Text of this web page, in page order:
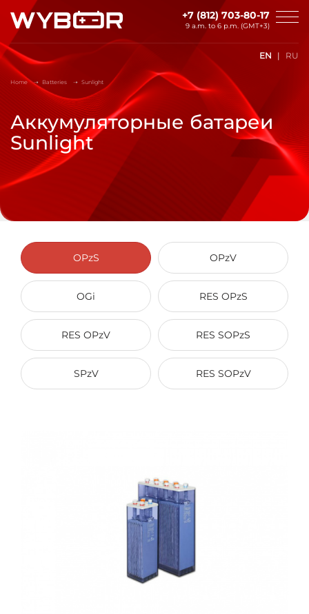
Skip to main content
+7 (812) 703-80-17
9 a.m. to 6 p.m. (GMT+3)
EN RU
Home Batteries Sunlight
Аккумуляторные батареи
Sunlight
OPzS OPzV
OGi RES OPzS
RES OPzV RES SOPzS
SPzV RES SOPzV